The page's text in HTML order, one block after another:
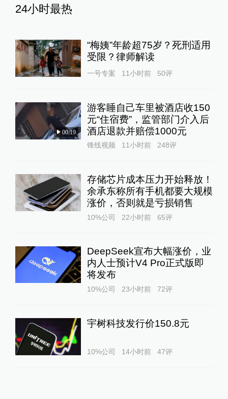
24小时最热
“梅姨”年龄超75岁？死刑适用
受限？律师解读
一号专案 11小时前 50评
00:19
游客睡自己车里被酒店收150
元“住宿费”，监管部门介入后
酒店退款并赔偿1000元
锋线视频 11小时前 248评
存储芯片成本压力开始释放！
余承东称所有手机都要大规模
涨价，否则就是亏损销售
10%公司 22小时前 65评
DeepSeek宣布大幅涨价，业
内人士预计V4 Pro正式版即
将发布
10%公司 23小时前 72评
宇树科技发行价150.8元
10%公司 14小时前 47评